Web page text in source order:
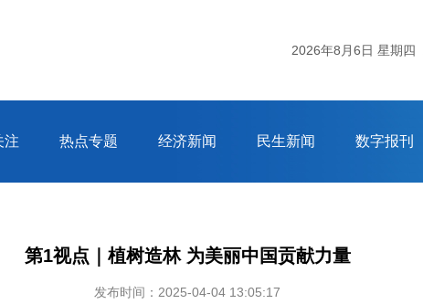
2026年8月6日 星期四
注 热点专题 经济新闻 民生新闻 数字报刊
第1视点｜植树造林 为美丽中国贡献力量
发布时间：2025-04-04 13:05:17